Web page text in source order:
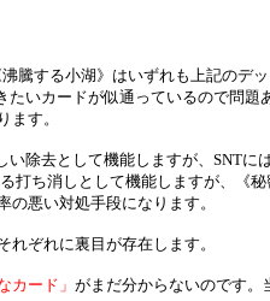
沸騰する小湖》はいずれも上記のデ
たいカードが似通っているので問題
ます。
い除去として機能しますが、SNTに
打ち消しとして機能しますが、《
悪い対処手段になります。
れぞれに裏目が存在します。
カード」 がまだ分からないのです。